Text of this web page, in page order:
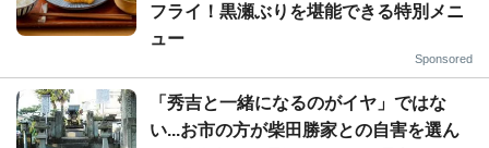
フライ！黒瀬ぶりを堪能できる特別メニ
ュー
Sponsored
「秀吉と一緒になるのがイヤ」ではな
い...お市の方が柴田勝家との自害を選ん